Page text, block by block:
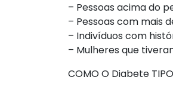
– Pessoas acima do
– Pessoas com mais
– Indivíduos com
– Mulheres que
COMO O Diabete